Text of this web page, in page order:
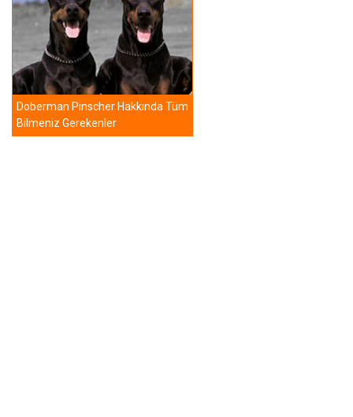
Doberman Pinscher Hakkında Tüm
Bilmeniz Gerekenler